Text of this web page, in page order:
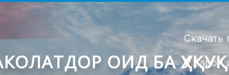
Скачать
Барои
ОИД БА